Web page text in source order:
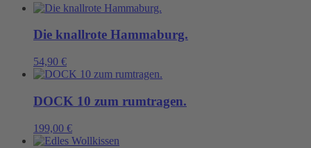
Die knallrote Hammaburg.
54,90 €
DOCK 10 zum rumtragen.
199,00 €